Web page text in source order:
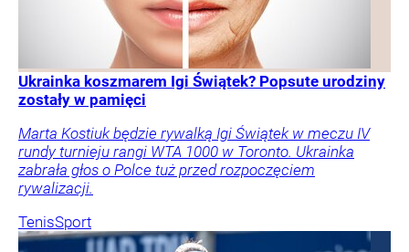
Ukrainka koszmarem Igi Świątek? Popsute urodziny
zostały w pamięci
Marta Kostiuk będzie rywalką Igi Świątek w meczu IV
rundy turnieju rangi WTA 1000 w Toronto. Ukrainka
zabrała głos o Polce tuż przed rozpoczęciem
rywalizacji.
TenisSport